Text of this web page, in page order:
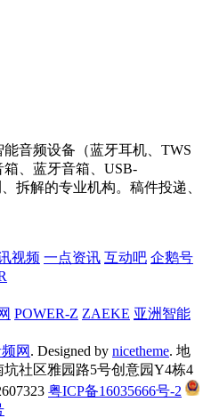
音频设备（蓝牙耳机、TWS
、蓝牙音箱、USB-
拆解的专业机构。稿件投递、
视频 一点资讯 互动吧 企鹅号
POWER-Z ZAEKE 亚洲智能
网 . Designed by nicetheme. 地
社区雅园路5号创意园Y4栋4
粤ICP备16035666号-2